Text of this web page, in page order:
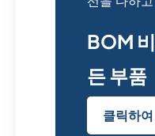
BOM
든 부품
클릭하